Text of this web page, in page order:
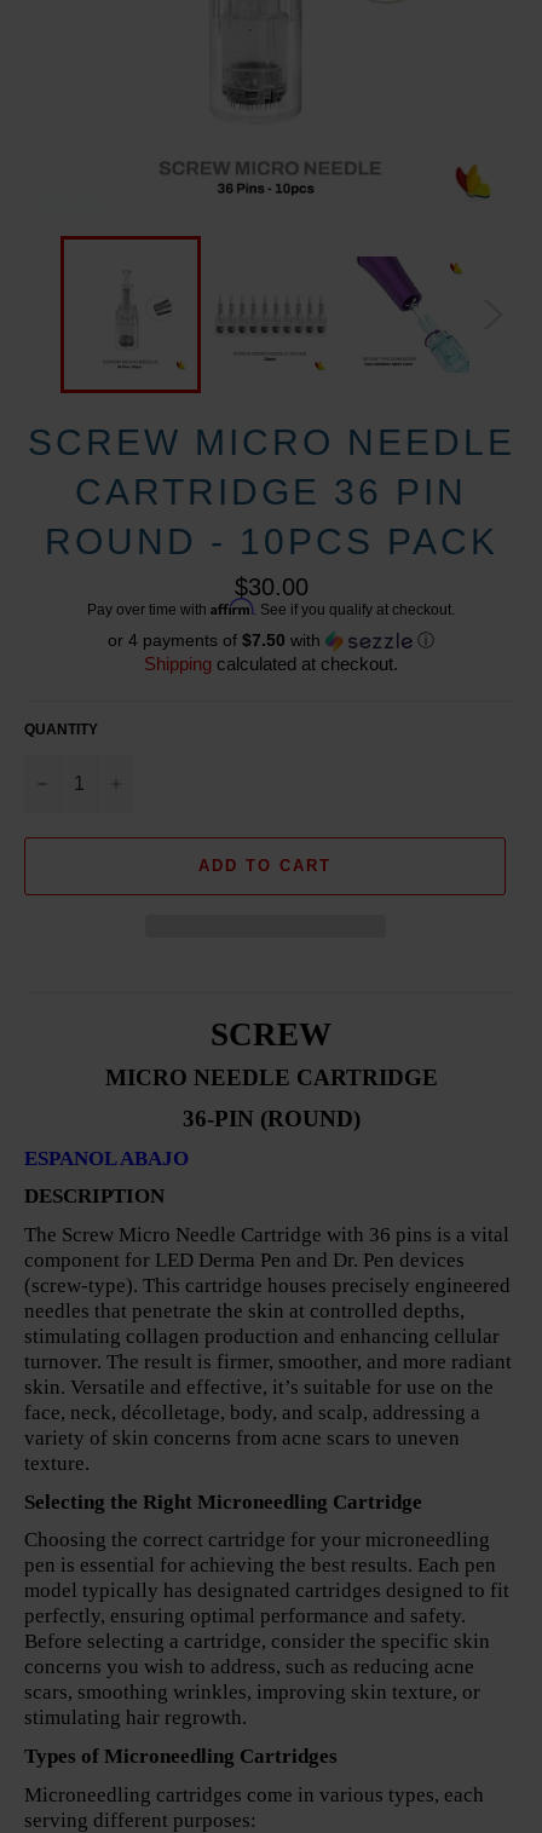
SCREW MICRO NEEDLE
CARTRIDGE 36 PIN
ROUND - 10PCS PACK
Regular
price
$30.00
Pay over time with Affirm . See if you qualify at checkout.
or 4 payments of $7.50 with ⓘ
Shipping calculated at checkout.
QUANTITY
ADD TO CART
SCREW
MICRO NEEDLE CARTRIDGE
36-PIN (ROUND)
ESPANOL ABAJO
DESCRIPTION
The Screw Micro Needle Cartridge with 36 pins is a vital
component for LED Derma Pen and Dr. Pen devices
(screw-type). This cartridge houses precisely engineered
needles that penetrate the skin at controlled depths,
stimulating collagen production and enhancing cellular
turnover. The result is firmer, smoother, and more radiant
skin. Versatile and effective, it’s suitable for use on the
face, neck, décolletage, body, and scalp, addressing a
variety of skin concerns from acne scars to uneven
texture.
Selecting the Right Microneedling Cartridge
Choosing the correct cartridge for your microneedling
pen is essential for achieving the best results. Each pen
model typically has designated cartridges designed to fit
perfectly, ensuring optimal performance and safety.
Before selecting a cartridge, consider the specific skin
concerns you wish to address, such as reducing acne
scars, smoothing wrinkles, improving skin texture, or
stimulating hair regrowth.
Types of Microneedling Cartridges
Microneedling cartridges come in various types, each
serving different purposes: